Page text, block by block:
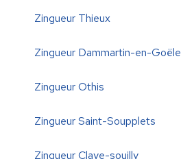
Zingueur Thieux
Zingueur Dammartin-en-Goële
Zingueur Othis
Zingueur Saint-Soupplets
Zingueur Claye-souilly